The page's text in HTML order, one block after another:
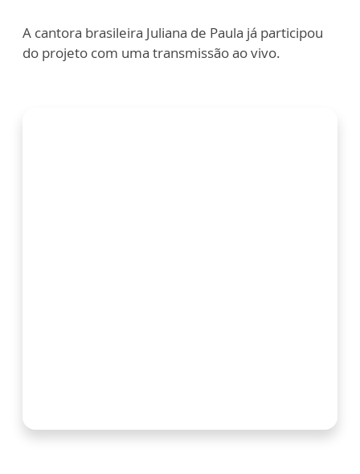
A cantora brasileira Juliana de Paula já participou
do projeto com uma transmissão ao vivo.